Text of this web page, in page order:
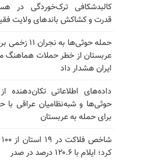
کالبدشکافی ترک‌خوردگی در
قدرت و کشاکش باندهای ولایت
حمله حوثی‌ها به
عربستان از خطر حملات هماهنگ
ایران هشدار داد
داده‌های اطلاعاتی تکان‌دهنده
حوثی‌ها و شبه‌نظامیان عراقی با
برای حمله به عربستان
کرد؛ ایلام با ۱۲۰.۶ درصد در صدر